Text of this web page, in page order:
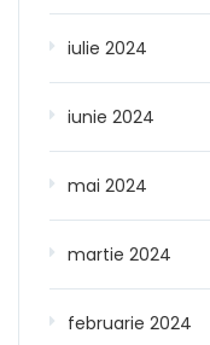
iulie 2024
iunie 2024
mai 2024
martie 2024
februarie 2024